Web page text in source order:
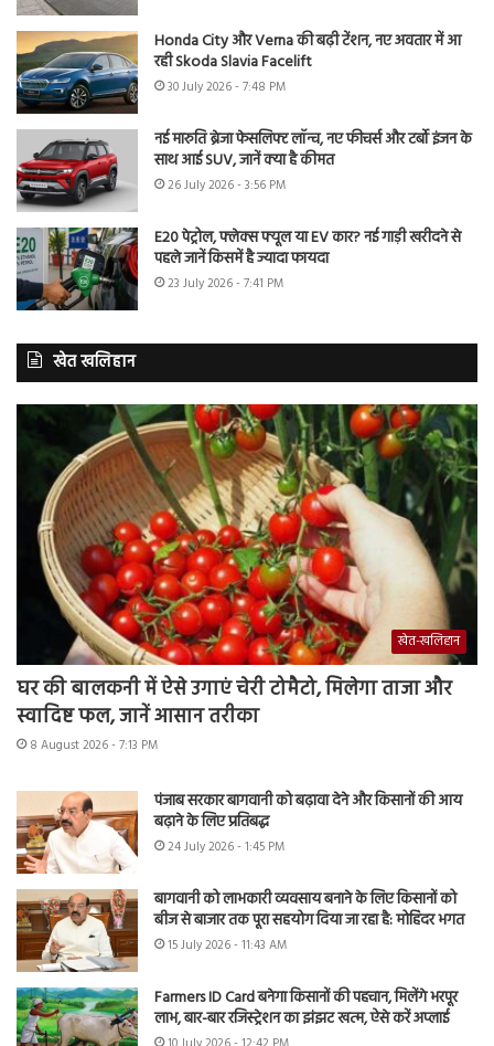
Honda City और Verna की बढ़ी टेंशन, नए अवतार में आ
रही Skoda Slavia Facelift
30 July 2026 - 7:48 PM
नई मारुति ब्रेजा फेसलिफ्ट लॉन्च, नए फीचर्स और टर्बो इंजन के
साथ आई SUV, जानें क्या है कीमत
26 July 2026 - 3:56 PM
E20 पेट्रोल, फ्लेक्स फ्यूल या EV कार? नई गाड़ी खरीदने से
पहले जानें किसमें है ज्यादा फायदा
23 July 2026 - 7:41 PM
खेत खलिहान
खेत-खलिहान
घर की बालकनी में ऐसे उगाएं चेरी टोमैटो, मिलेगा ताजा और
स्वादिष्ट फल, जानें आसान तरीका
8 August 2026 - 7:13 PM
पंजाब सरकार बागवानी को बढ़ावा देने और किसानों की आय
बढ़ाने के लिए प्रतिबद्ध
24 July 2026 - 1:45 PM
बागवानी को लाभकारी व्यवसाय बनाने के लिए किसानों को
बीज से बाजार तक पूरा सहयोग दिया जा रहा है: मोहिंदर भगत
15 July 2026 - 11:43 AM
Farmers ID Card बनेगा किसानों की पहचान, मिलेंगे भरपूर
लाभ, बार-बार रजिस्ट्रेशन का झंझट खत्म, ऐसे करें अप्लाई